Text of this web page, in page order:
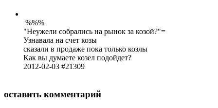
%%%
Неужели собр­ались на рынок за козой? =
Узна­вала на счет козы
сказали в продаже пока только козлы
Как вы думаете козел подо­йдет?
2012-02-03 #21309
оставить комментарий